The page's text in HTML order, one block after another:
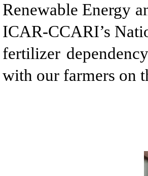
Renewable Energy
ICAR-CCARI’s
fertilizer
with our farmers on